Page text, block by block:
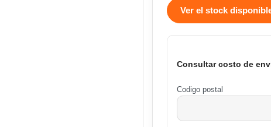
Ver el stock
Consultar costo de
Codigo postal